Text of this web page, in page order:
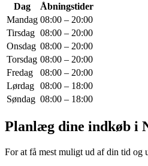
Dag
Åbningstider
Mandag 08:00 – 20:00
Tirsdag 08:00 – 20:00
Onsdag 08:00 – 20:00
Torsdag 08:00 – 20:00
Fredag
08:00 – 20:00
Lørdag 08:00 – 18:00
Søndag 08:00 – 18:00
Planlæg dine indkøb i
For at få mest muligt ud af din tid